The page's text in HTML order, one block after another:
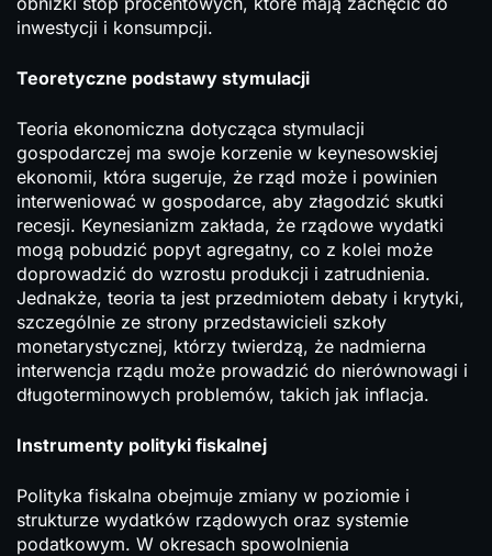
inwestycji i konsumpcji.
Teoretyczne podstawy stymulacji
Teoria ekonomiczna dotycząca stymulacji
gospodarczej ma swoje korzenie w keynesowskiej
ekonomii, która sugeruje, że rząd może i powinien
interweniować w gospodarce, aby złagodzić skutki
recesji. Keynesianizm zakłada, że rządowe wydatki
mogą pobudzić popyt agregatny, co z kolei może
doprowadzić do wzrostu produkcji i zatrudnienia.
Jednakże, teoria ta jest przedmiotem debaty i krytyki,
szczególnie ze strony przedstawicieli szkoły
monetarystycznej, którzy twierdzą, że nadmierna
interwencja rządu może prowadzić do nierównowagi i
długoterminowych problemów, takich jak inflacja.
Instrumenty polityki fiskalnej
Polityka fiskalna obejmuje zmiany w poziomie i
strukturze wydatków rządowych oraz systemie
podatkowym. W okresach spowolnienia